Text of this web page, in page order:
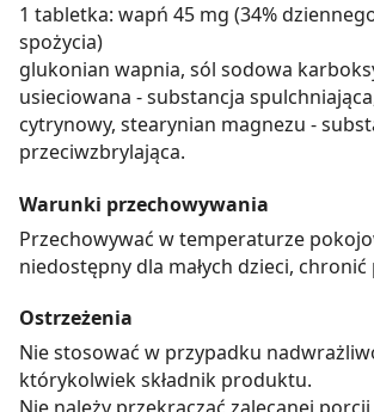
1 tabletka: wapń 45 mg (34%
spożycia)
glukonian wapnia, sól sodowa
usieciowana - substancja
cytrynowy, stearynian magnezu -
przeciwzbrylająca.
Warunki przechowywania
Przechowywać w temperaturze
niedostępny dla małych dzieci, chronić
Ostrzeżenia
Nie stosować w przypadku
którykolwiek składnik produktu.